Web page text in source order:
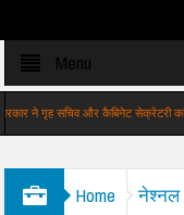
Menu
सचिव और कैबिनेट सेक्रेटरी का कार…
Home नेश्नल